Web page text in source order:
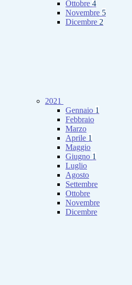
Ottobre 4
Novembre 5
Dicembre 2
2021
Gennaio 1
Febbraio
Marzo
Aprile 1
Maggio
Giugno 1
Luglio
Agosto
Settembre
Ottobre
Novembre
Dicembre